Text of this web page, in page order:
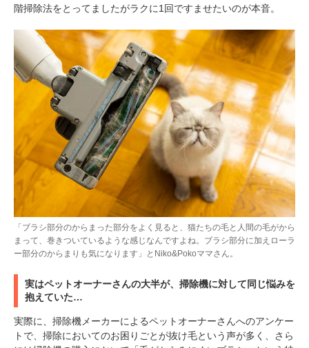
階掃除法をとってましたがラクに1回ですませたいのが本音。
「ブラシ部分のからまった部分をよく見ると、猫たちの毛と人間の毛がから
まって、巻きついているような感じなんですよね。ブラシ部分に加えローラ
ー部分のからまりも気になります」とNiko&Pokoママさん。
実はペットオーナーさんの大半が、掃除機に対して同じ悩みを
抱えていた…
実際に、掃除機メーカーによるペットオーナーさんへのアンケー
トで、掃除においてのお困りごとが抜け毛という声が多く、さら